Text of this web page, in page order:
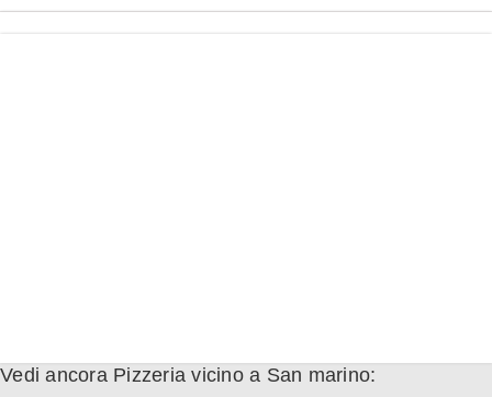
Vedi ancora Pizzeria vicino a San marino: